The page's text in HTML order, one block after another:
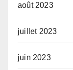
août 2023
juillet 2023
juin 2023